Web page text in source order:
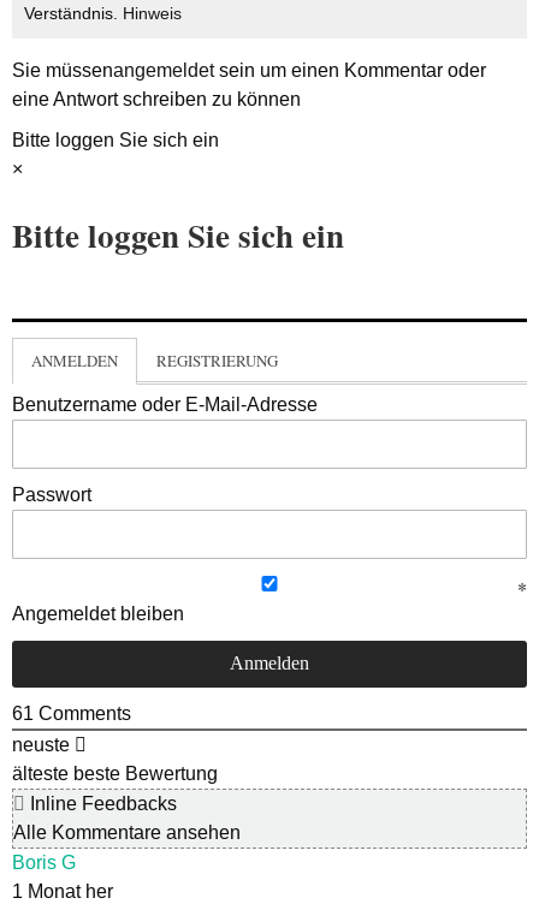
Verständnis. Hinweis
Sie müssenangemeldetsein um einen Kommentar oder
eine Antwort schreiben zu können
Bitte loggen Sie sich ein
×
Bitte loggen Sie sich ein
ANMELDEN REGISTRIERUNG
Benutzername oder E-Mail-Adresse
Passwort
Angemeldet bleiben
61 Comments
neuste
älteste beste Bewertung
Inline Feedbacks
Alle Kommentare ansehen
Boris G
1 Monat her